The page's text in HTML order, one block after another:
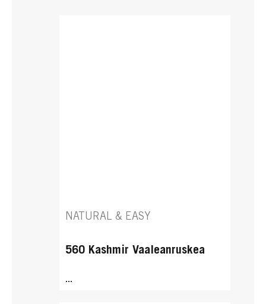
NATURAL & EASY
560 Kashmir Vaaleanruskea
...